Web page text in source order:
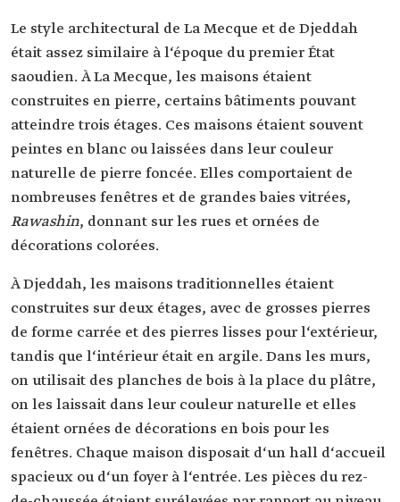
Le style architectural de ‏La Mecque et de ‏Djeddah‏
était assez similaire à l‘époque du premier État
saoudien. À La Mecque, les maisons étaient
construites en pierre, certains bâtiments pouvant
atteindre trois étages. Ces maisons étaient souvent
peintes en blanc ou laissées dans leur couleur
naturelle de pierre foncée. Elles comportaient de
nombreuses fenêtres et de grandes baies vitrées,
Rawashin, donnant sur les rues et ornées de
décorations colorées.
À Djeddah, les maisons traditionnelles étaient
construites sur deux étages, avec de grosses pierres
de forme carrée et des pierres lisses pour l‘extérieur,
tandis que l‘intérieur était en argile. Dans les murs,
on utilisait des planches de bois à la place du plâtre,
on les laissait dans leur couleur naturelle et elles
étaient ornées de décorations en bois pour les
fenêtres. Chaque maison disposait d‘un hall d‘accueil
spacieux ou d‘un foyer à l‘entrée. Les pièces du rez-